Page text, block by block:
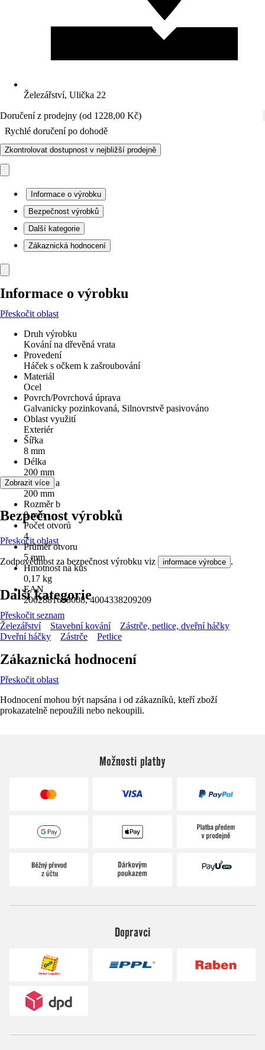
Železářství, Ulička 22
Doručení z prodejny (od 1228,00 Kč)
Rychlé doručení po dohodě
Zkontrolovat dostupnost v nejbližší prodejně
Informace o výrobku
Bezpečnost výrobků
Další kategorie
Zákaznická hodnocení
Informace o výrobku
Přeskočit oblast
Druh výrobku
Kování na dřevěná vrata
Provedení
Háček s očkem k zašroubování
Materiál
Ocel
Povrch/Povrchová úprava
Galvanicky pozinkovaná, Silnovrstvě pasivováno
Oblast využití
Exteriér
Šířka
8 mm
Délka
200 mm
Rozměr a
200 mm
Rozměr b
8 mm
Počet otvorů
4
Průměr otvoru
5 mm
Hmotnost na kus
0,17 kg
EAN
2002881698008, 4004338209209
Zobrazit více
Bezpečnost výrobků
Přeskočit oblast
Zodpovědnost za bezpečnost výrobku viz informace výrobce .
Další kategorie
Přeskočit seznam
Železářství
Stavební kování
Zástrče, petlice, dveřní háčky
Dveřní háčky
Zástrče Petlice
Zákaznická hodnocení
Přeskočit oblast
Hodnocení mohou být napsána i od zákazníků, kteří zboží
prokazatelně nepoužili nebo nekoupili.
Možnosti platby
Dopravci